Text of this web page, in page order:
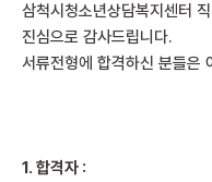
삼척시청소년상담복지센터
진심으로 감사드립니다.
서류전형에 합격하신 분들은
1. 합격자 :